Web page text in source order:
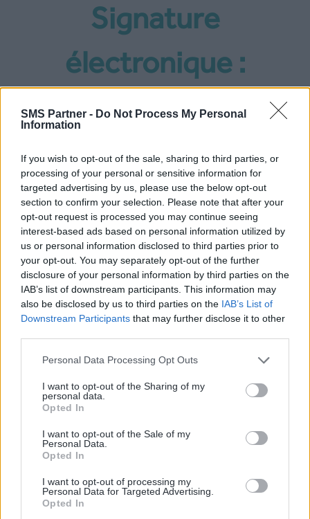
SMS Partner - Do Not Process My Personal
Information
If you wish to opt-out of the sale, sharing to third parties, or
processing of your personal or sensitive information for
targeted advertising by us, please use the below opt-out
section to confirm your selection. Please note that after your
opt-out request is processed you may continue seeing
interest-based ads based on personal information utilized by
us or personal information disclosed to third parties prior to
your opt-out. You may separately opt-out of the further
disclosure of your personal information by third parties on the
IAB’s list of downstream participants. This information may
also be disclosed by us to third parties on the IAB’s List of
Downstream Participants that may further disclose it to other
Personal Data Processing Opt Outs
I want to opt-out of the Sharing of my
personal data.
Opted In
I want to opt-out of the Sale of my
Personal Data.
Opted In
I want to opt-out of processing my
Personal Data for Targeted Advertising.
Opted In
Signature
électronique :
Sécurisée, simple
et rapide
42%
Des document signés en
moins de 2 heures
55%
Des document signés en
moins de 6 heures
70%